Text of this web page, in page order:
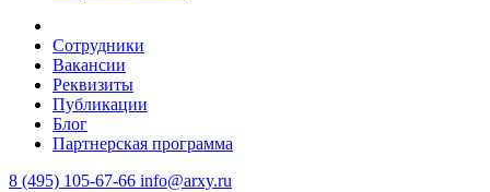
Сотрудники
Вакансии
Реквизиты
Публикации
Блог
Партнерская программа
8 (495) 105-67-66 info@arxy.ru